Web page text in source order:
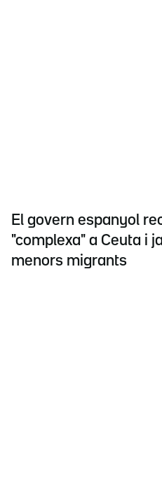
El govern espanyol
"complexa" a Ceuta i
menors migrants